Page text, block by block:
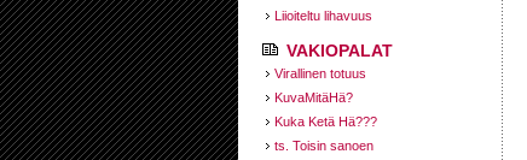
Liioiteltu lihavuus
VAKIOPALAT
Virallinen totuus
KuvaMitäHä?
Kuka Ketä Hä???
ts. Toisin sanoen